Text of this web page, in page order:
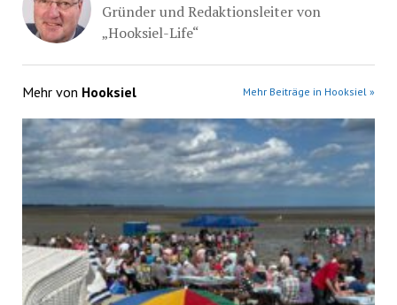
Gründer und Redaktionsleiter von
„Hooksiel-Life“
Mehr von Hooksiel Mehr Beiträge in Hooksiel »